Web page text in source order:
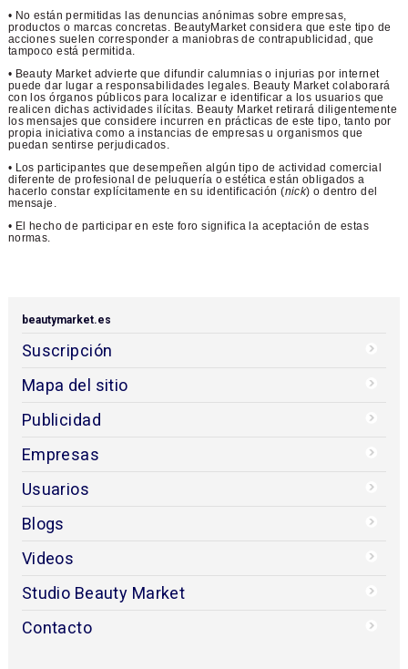
• No están permitidas las denuncias anónimas sobre empresas,
productos o marcas concretas. BeautyMarket considera que este tipo de
acciones suelen corresponder a maniobras de contrapublicidad, que
tampoco está permitida.
• Beauty Market advierte que difundir calumnias o injurias por internet
puede dar lugar a responsabilidades legales. Beauty Market colaborará
con los órganos públicos para localizar e identificar a los usuarios que
realicen dichas actividades ilícitas. Beauty Market retirará diligentemente
los mensajes que considere incurren en prácticas de este tipo, tanto por
propia iniciativa como a instancias de empresas u organismos que
puedan sentirse perjudicados.
• Los participantes que desempeñen algún tipo de actividad comercial
diferente de profesional de peluquería o estética están obligados a
hacerlo constar explícitamente en su identificación (nick) o dentro del
mensaje.
• El hecho de participar en este foro significa la aceptación de estas
normas.
beautymarket.es
Suscripción
Mapa del sitio
Publicidad
Empresas
Usuarios
Blogs
Videos
Studio Beauty Market
Contacto